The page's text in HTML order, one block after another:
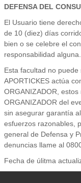
DEFENSA DEL
El Usuario tiene
de 10 (diez) días
bien o se celebre el
responsabilidad alguna.
Esta facultad no
APORTICKES actúa
ORGANIZADOR,
ORGANIZADOR del
sin asegurar garantía
esfuerzos razonables,
general de Defensa y
denuncias llame al
Fecha de úlitma